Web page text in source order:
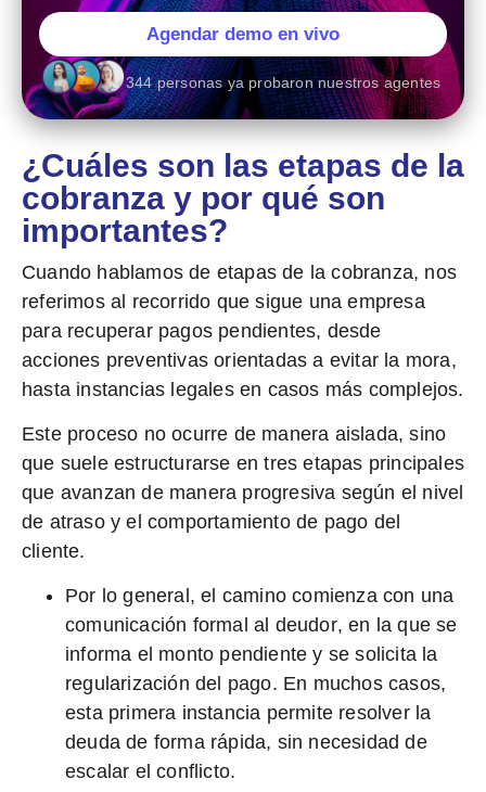
Agendar demo en vivo
344 personas ya probaron nuestros agentes
¿Cuáles son las etapas de la
cobranza y por qué son
importantes?
Cuando hablamos de etapas de la cobranza, nos
referimos al recorrido que sigue una empresa
para recuperar pagos pendientes, desde
acciones preventivas orientadas a evitar la mora,
hasta instancias legales en casos más complejos.
Este proceso no ocurre de manera aislada, sino
que suele estructurarse en tres etapas principales
que avanzan de manera progresiva según el nivel
de atraso y el comportamiento de pago del
cliente.
Por lo general, el camino comienza con una
comunicación formal al deudor, en la que se
informa el monto pendiente y se solicita la
regularización del pago. En muchos casos,
esta primera instancia permite resolver la
deuda de forma rápida, sin necesidad de
escalar el conflicto.